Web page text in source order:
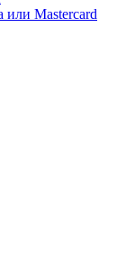
или Masterсard